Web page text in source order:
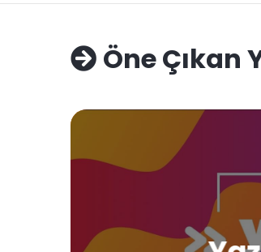
Öne Çıkan